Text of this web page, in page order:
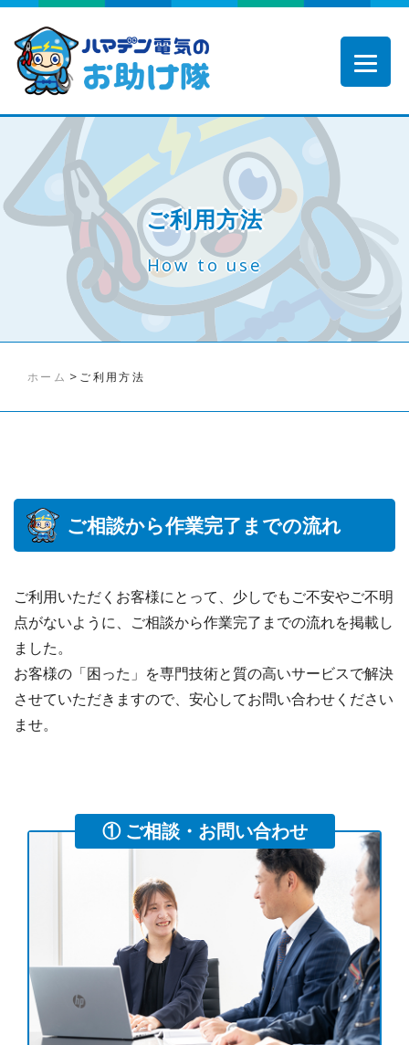
ご利用方法
How to use
ホーム > ご利用方法
ご相談から作業完了までの流れ
ご利用いただくお客様にとって、少しでもご不安やご不明
点がないように、ご相談から作業完了までの流れを掲載し
ました。
お客様の「困った」を専門技術と質の高いサービスで解決
させていただきますので、安心してお問い合わせください
ませ。
① ご相談・お問い合わせ